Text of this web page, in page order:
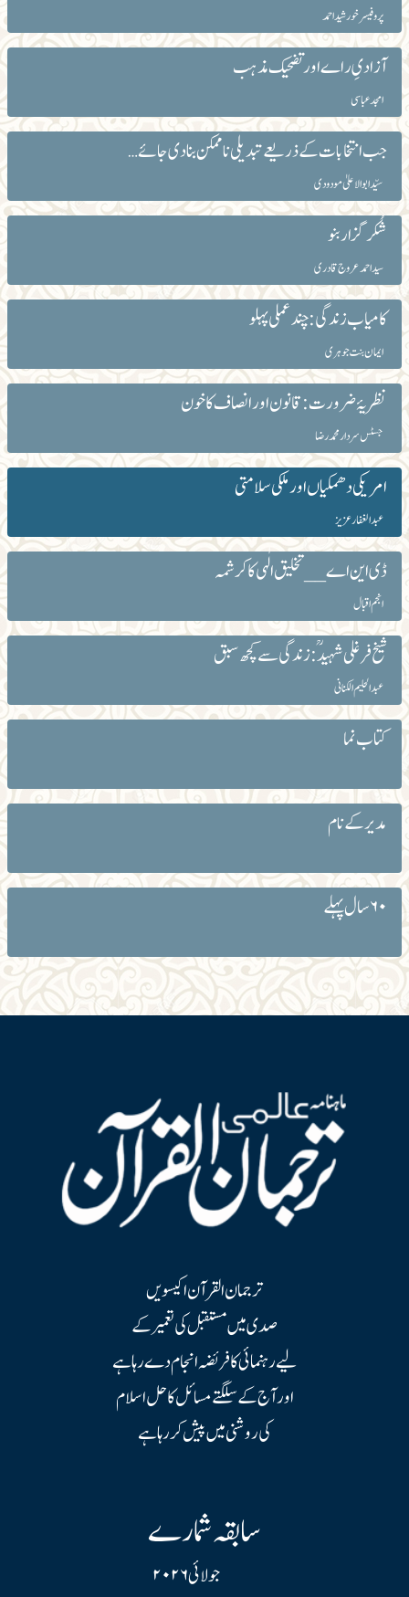
پروفیسر خورشید احمد
آزادیِ راے اور تضحیک مذہب
امجد عباسی
جب انتخابات کے ذریعے تبدیلی ناممکن بنا دی جائے…
سیّد ابوالاعلیٰ مودودی
شُکر گزار بنو
سید احمد عروج قادری
کامیاب زندگی: چند عملی پہلو
ایمان بنت جوہری
نظریۂ ضرورت : قانون اور انصاف کا خون
جسٹس سردار محمد رضا
امریکی دھمکیاں اور ملکی سلامتی
عبد الغفار عزیز
ڈی این اے __ تخلیق الٰہی کا کرشمہ
انجم اقبال
شیخ فرغلی شہیدؒ: زندگی سے کچھ سبق
عبدالحلیم الکنانی
کتاب نما
مدیر کے نام
۶۰ سال پہلے
ترجمان القرآن اکیسویں
صدی میں مستقبل کی تعمیر کے
لیے رہنمائی کا فریضہ انجام دے رہا ہے
اور آج کے سلگتے مسائل کا حل اسلام
کی روشنی میں پیش کر رہا ہے
سابقہ شمارے
جولائی ۲۰۲۶